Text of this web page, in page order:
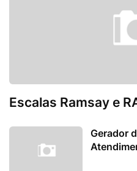
Escalas Ramsay e
Gerador